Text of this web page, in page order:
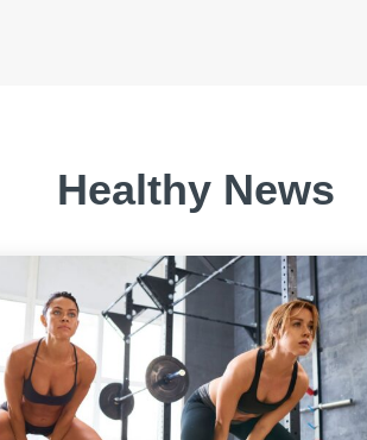
Διαιτολόγο,
Διαιτολόγο,
Healthy News